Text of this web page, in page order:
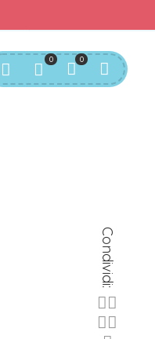
0
0
Condividi: